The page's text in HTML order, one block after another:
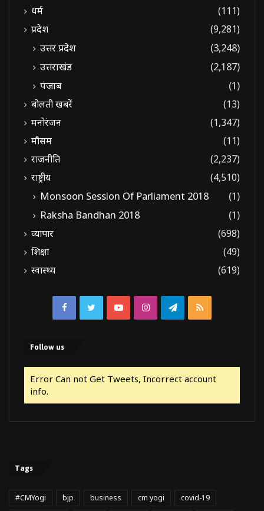
धर्म
(111)
प्रदेश
(9,281)
उत्तर प्रदेश
(3,248)
उत्तराखंड
(2,187)
पंजाब
(1)
बोलती खबरें
(13)
मनोरंजन
(1,347)
मौसम
(11)
राजनीति
(2,237)
राष्ट्रीय
(4,510)
Monsoon Session Of Parliament 2018
(1)
Raksha Bandhan 2018
(1)
व्यापार
(698)
शिक्षा
(49)
स्वास्थ्य
(619)
FacebookTwitterYouTubeInstagramTelegram
RSS
Follow us
Error Can not Get Tweets, Incorrect account
info.
Tags
#CMYogi bjp business cm yogi covid-19